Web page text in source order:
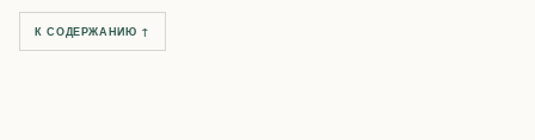
К СОДЕРЖАНИЮ ↑